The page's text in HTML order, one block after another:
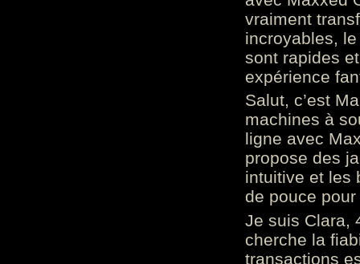
vraiment
incroyables,
sont rapides
expérience
Salut, c’est
machines à
ligne avec
propose des
intuitive et les
de pouce
Je suis Clara,
cherche la
transactions